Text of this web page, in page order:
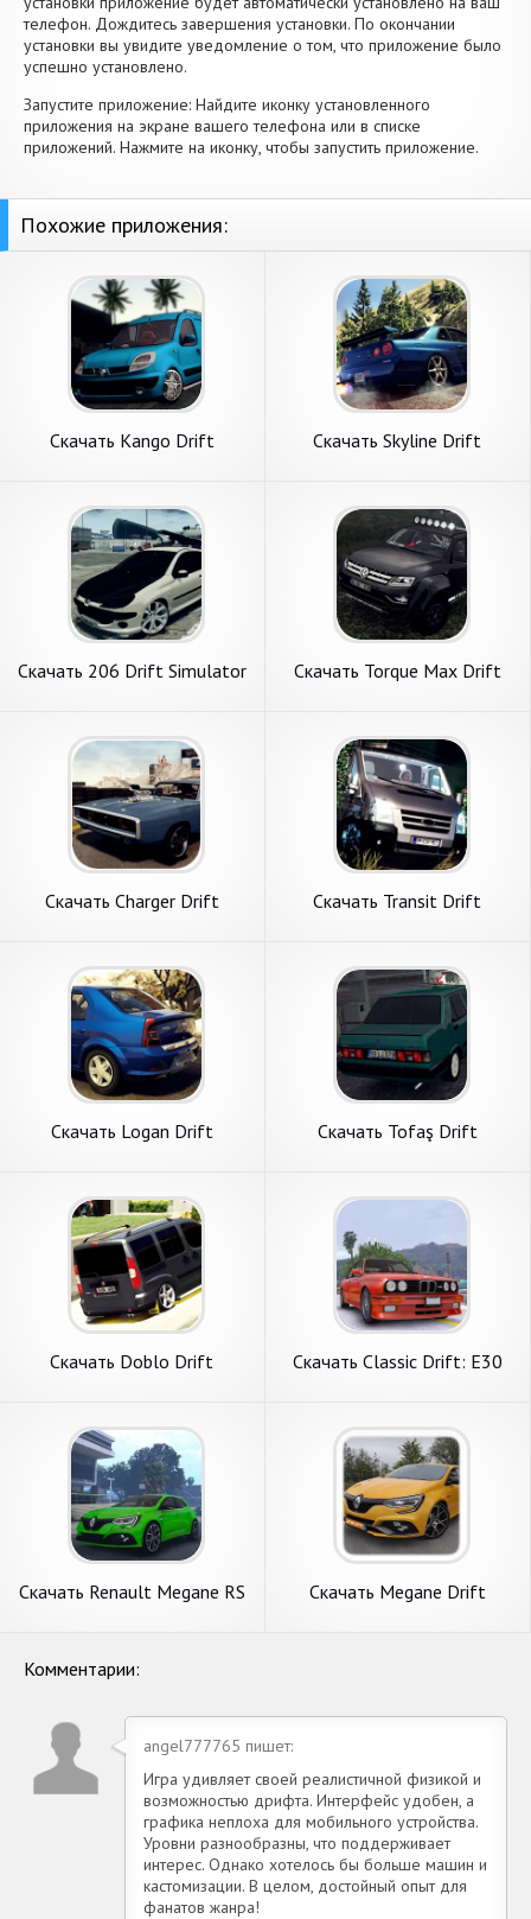
телефон. Дождитесь завершения установки. По окончании
установки вы увидите уведомление о том, что приложение было
успешно установлено.
Запустите приложение: Найдите иконку установленного
приложения на экране вашего телефона или в списке
приложений. Нажмите на иконку, чтобы запустить приложение.
Похожие приложения:
Скачать Kango Drift
на Андроид
Скачать Skyline Drift
на Андроид
Скачать 206 Drift Simulator
Скачать Torque Max Drift
Скачать Charger Drift
Скачать Transit Drift
Андроид
Скачать Logan Drift
на Андроид
Скачать Tofaş Drift
Андроид
Скачать Doblo Drift
на Андроид
Скачать Classic Drift: E30
Скачать Renault Megane RS
Скачать Megane Drift
Комментарии:
angel777765 пишет:
Игра удивляет своей реалистичной физикой и
возможностью дрифта. Интерфейс удобен, а
графика неплоха для мобильного устройства.
Уровни разнообразны, что поддерживает
интерес. Однако хотелось бы больше машин и
кастомизации. В целом, достойный опыт для
фанатов жанра!